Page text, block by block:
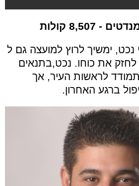
נכט, ימשיך לרוץ למועצה גם ל
לחזק את כוחו. נכט,בתנאים
לראשות העיר, אך
ברגע האחרון.